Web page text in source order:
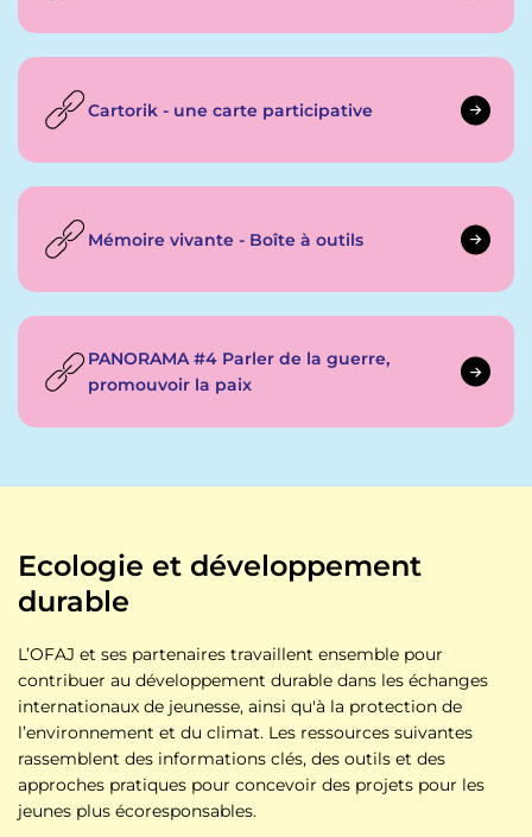
Cartorik - une carte participative
Mémoire vivante - Boîte à outils
PANORAMA #4 Parler de la guerre,
promouvoir la paix
Ecologie et développement
durable
L’OFAJ et ses partenaires travaillent ensemble pour
contribuer au développement durable dans les échanges
internationaux de jeunesse, ainsi qu'à la protection de
l’environnement et du climat. Les ressources suivantes
rassemblent des informations clés, des outils et des
approches pratiques pour concevoir des projets pour les
jeunes plus écoresponsables.